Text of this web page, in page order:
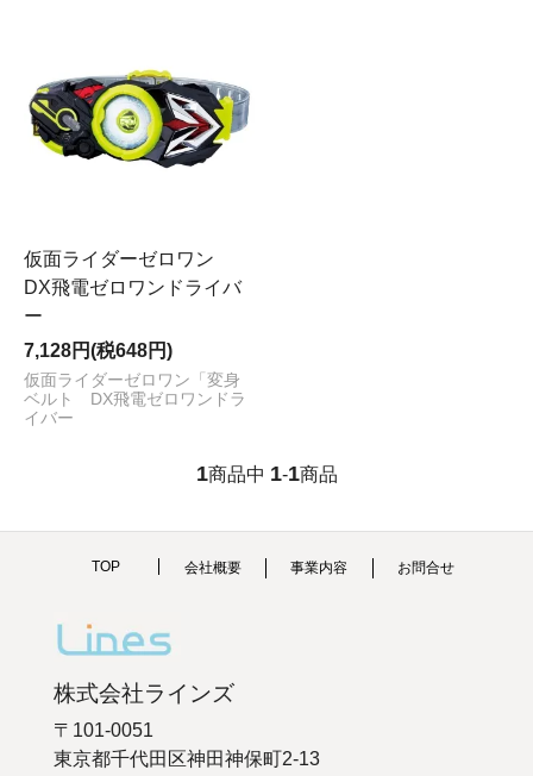
仮面ライダーゼロワン
DX飛電ゼロワンドライバ
ー
7,128円(税648円)
仮面ライダーゼロワン「変身
ベルト DX飛電ゼロワンドラ
イバー
1商品中 1-1商品
TOP 会社概要 事業内容 お問合せ
株式会社ラインズ
〒101-0051
東京都千代田区神田神保町2-13